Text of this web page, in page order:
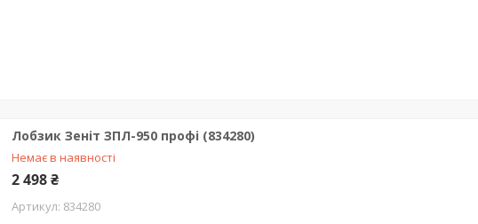
Лобзик Зеніт ЗПЛ-950 профі (834280)
Немає в наявності
2 498 ₴
834280